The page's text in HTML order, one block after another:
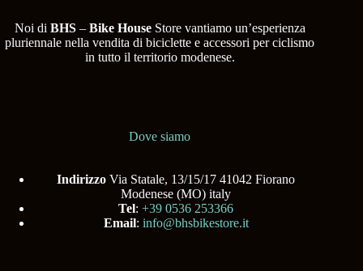
Noi di BHS– Bike HouseStore vantiamo un’esperienza
pluriennale nella vendita di biciclette e accessori per ciclismo
in tutto il territorio modenese.
Dove siamo
Indirizzo Via Statale, 13/15/17 41042 Fiorano
Modenese (MO) italy
Tel:+39 0536 253366
Email: info@bhsbikestore.it